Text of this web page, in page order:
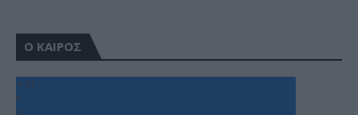
Ο ΚΑΙΡΟΣ
+31
°